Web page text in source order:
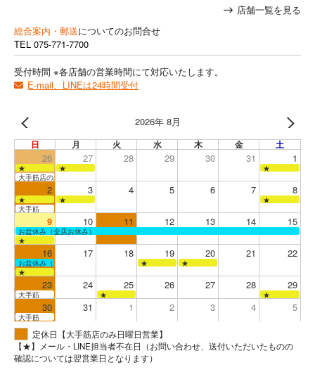
店舗一覧を見る
総合案内・郵送についてのお問合せ
TEL 075-771-7700
受付時間 ※各店舗の営業時間にて対応いたします。
E-mail、LINEは24時間受付
2026年 8月
日 月 火 水 木 金 土
26 27 28 29 30 31 1
★ ★
★
大手筋店のみ営業
2 3 4 5 6 7 8
★ ★
★
大手筋
9 10 11 12 13 14 15
お盆休み（全店お休み）
★
16 17 18 19 20 21 22
お盆休み（全店お休み） ★
★
★
23 24 25 26 27 28 29
大手筋 ★ ★
30 31 1 2 3 4 5
大手筋
定休日【大手筋店のみ日曜日営業】
【★】メール・LINE担当者不在日（お問い合わせ、送付いただいたものの
確認については翌営業日となります）